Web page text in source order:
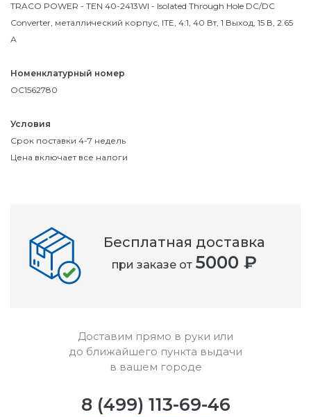
TRACO POWER - TEN 40-2413WI - Isolated Through Hole DC/DC
Converter, металлический корпус, ITE, 4:1, 40 Вт, 1 Выход, 15 В, 2.65
А
Номенклатурный номер
OC1562780
Условия
Срок поставки 4-7 недель
Цена включает все налоги
Бесплатная доставка
при заказе от 5000 ₽
Доставим прямо в руки или
до ближайшего пункта выдачи
в вашем городе
8 (499) 113-69-46